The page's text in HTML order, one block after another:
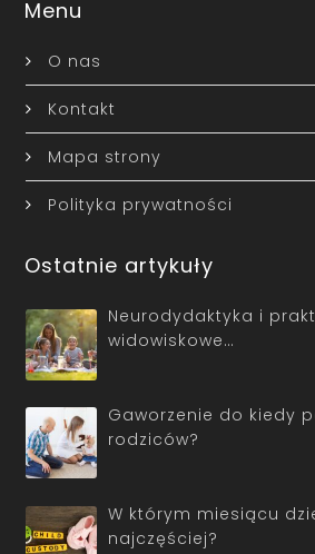
Menu
O nas
Kontakt
Mapa strony
Polityka prywatności
Ostatnie artykuły
Neurodydaktyka i
widowiskowe…
Gaworzenie do kiedy
rodziców?
W którym miesiącu
najczęściej?